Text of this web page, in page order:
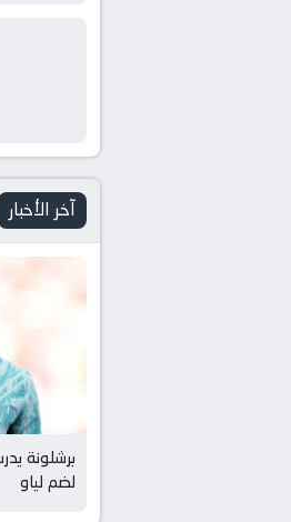
آخر الأخبار
برشلونة
لضم لياو